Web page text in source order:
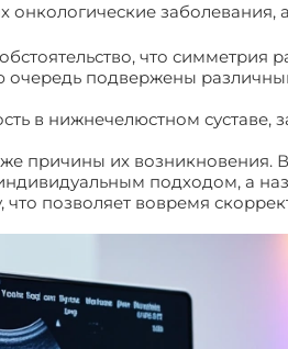
онкологические
что симметрия
очередь подвержены
в нижнечелюстном суставе,
причины их возникновения.
подходом, а
позволяет вовремя